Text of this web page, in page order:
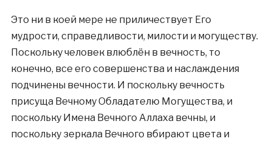
Это ни в коей мере не приличествует Его
мудрости, справедливости, милости и могуществу.
Поскольку человек влюблён в вечность, то
конечно, все его совершенства и наслаждения
подчинены вечности. И поскольку вечность
присуща Вечному Обладателю Могущества, и
поскольку Имена Вечного Аллаха вечны, и
поскольку зеркала Вечного вбирают цвета и